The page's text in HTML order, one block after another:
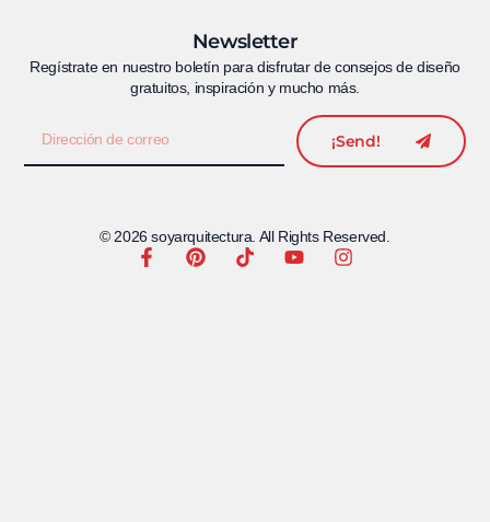
Newsletter
Regístrate en nuestro boletín para disfrutar de consejos de diseño
gratuitos, inspiración y mucho más.
¡Send!
© 2026 soyarquitectura. All Rights Reserved.